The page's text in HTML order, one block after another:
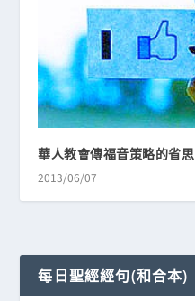
華人教會傳福音策略的省思
2013/06/07
每日聖經經句(和合本)